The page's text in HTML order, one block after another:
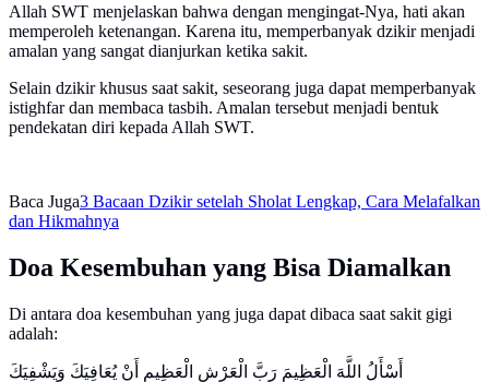
Allah SWT menjelaskan bahwa dengan mengingat-Nya, hati akan
memperoleh ketenangan. Karena itu, memperbanyak dzikir menjadi
amalan yang sangat dianjurkan ketika sakit.
Selain dzikir khusus saat sakit, seseorang juga dapat memperbanyak
istighfar dan membaca tasbih. Amalan tersebut menjadi bentuk
pendekatan diri kepada Allah SWT.
Baca Juga3 Bacaan Dzikir setelah Sholat Lengkap, Cara Melafalkan
dan Hikmahnya
Doa Kesembuhan yang Bisa Diamalkan
Di antara doa kesembuhan yang juga dapat dibaca saat sakit gigi
adalah:
أَسْأَلُ اللَّهَ الْعَظِيمَ رَبَّ الْعَرْشِ الْعَظِيمِ أَنْ يُعَافِيَكَ وَيَشْفِيَكَ